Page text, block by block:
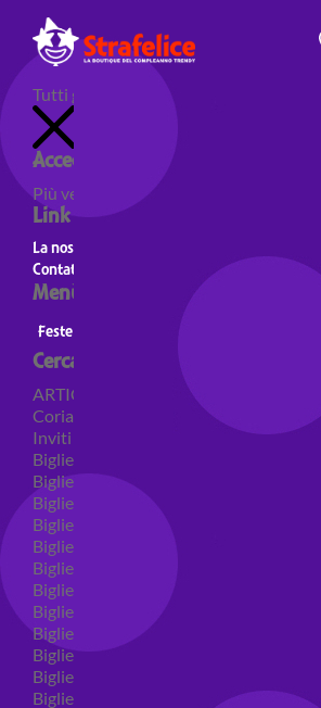
Tutti gli articoli
Accedi al tuo account
Più venduti Nuovi prodotti
Link utili
La nostra storia
Contatti
Menù principale
Feste a Tema
Cerca per categoria
ARTICOLI PER FESTE
Coriandoli e sparacoriandoli
Inviti
Biglietti di auguri
Biglietti auguri pensione
Biglietti auguri compleanno
Biglietti auguri amore
Biglietti auguri nascita
Biglietti auguri primo compleanno
Biglietti auguri battesimo
Biglietti auguri per prima comunione
Biglietti auguri cresima
Biglietti auguri matrimonio
Biglietti auguri anniversario matrimonio
Biglietti auguri Natale